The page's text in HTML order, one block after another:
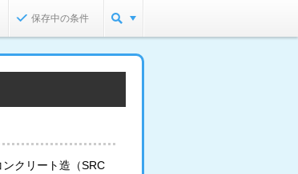
保存中の条件
クリート造（SRC